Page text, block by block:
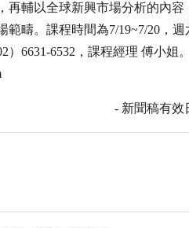
輔以全球新興市場分析的內
疇。課程時間為7/19~7/20，週
6631-6532，課程經理 傅小姐。
- 新聞稿有效